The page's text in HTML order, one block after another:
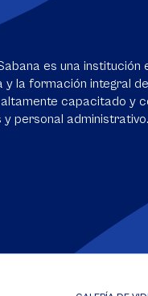
es una
y la formación integral
capacitado y
personal administrativo.